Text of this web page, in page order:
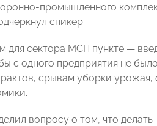
промышленного
спикер.
для сектора МСП пункте —
с одного предприятия не
срывам уборки урожая,
вопросу о том, что делать